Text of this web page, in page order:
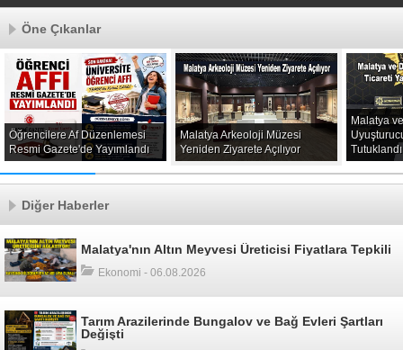
Öne Çıkanlar
Öğrencilere Af Düzenlemesi
Resmi Gazete'de Yayımlandı
Malatya Arkeoloji Müzesi
Yeniden Ziyarete Açılıyor
Malatya
Tutuklandı
Diğer Haberler
Malatya'nın Altın Meyvesi Üreticisi Fiyatlara Tepkili
Ekonomi - 06.08.2026
Tarım Arazilerinde Bungalov ve Bağ Evleri Şartları
Değişti